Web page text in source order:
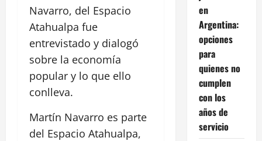
Navarro, del Espacio
Atahualpa fue
entrevistado y dialogó
sobre la economía
popular y lo que ello
conlleva.
Martín Navarro es parte
del Espacio Atahualpa,
en
Argentina:
opciones
para
quienes no
cumplen
con los
años de
servicio